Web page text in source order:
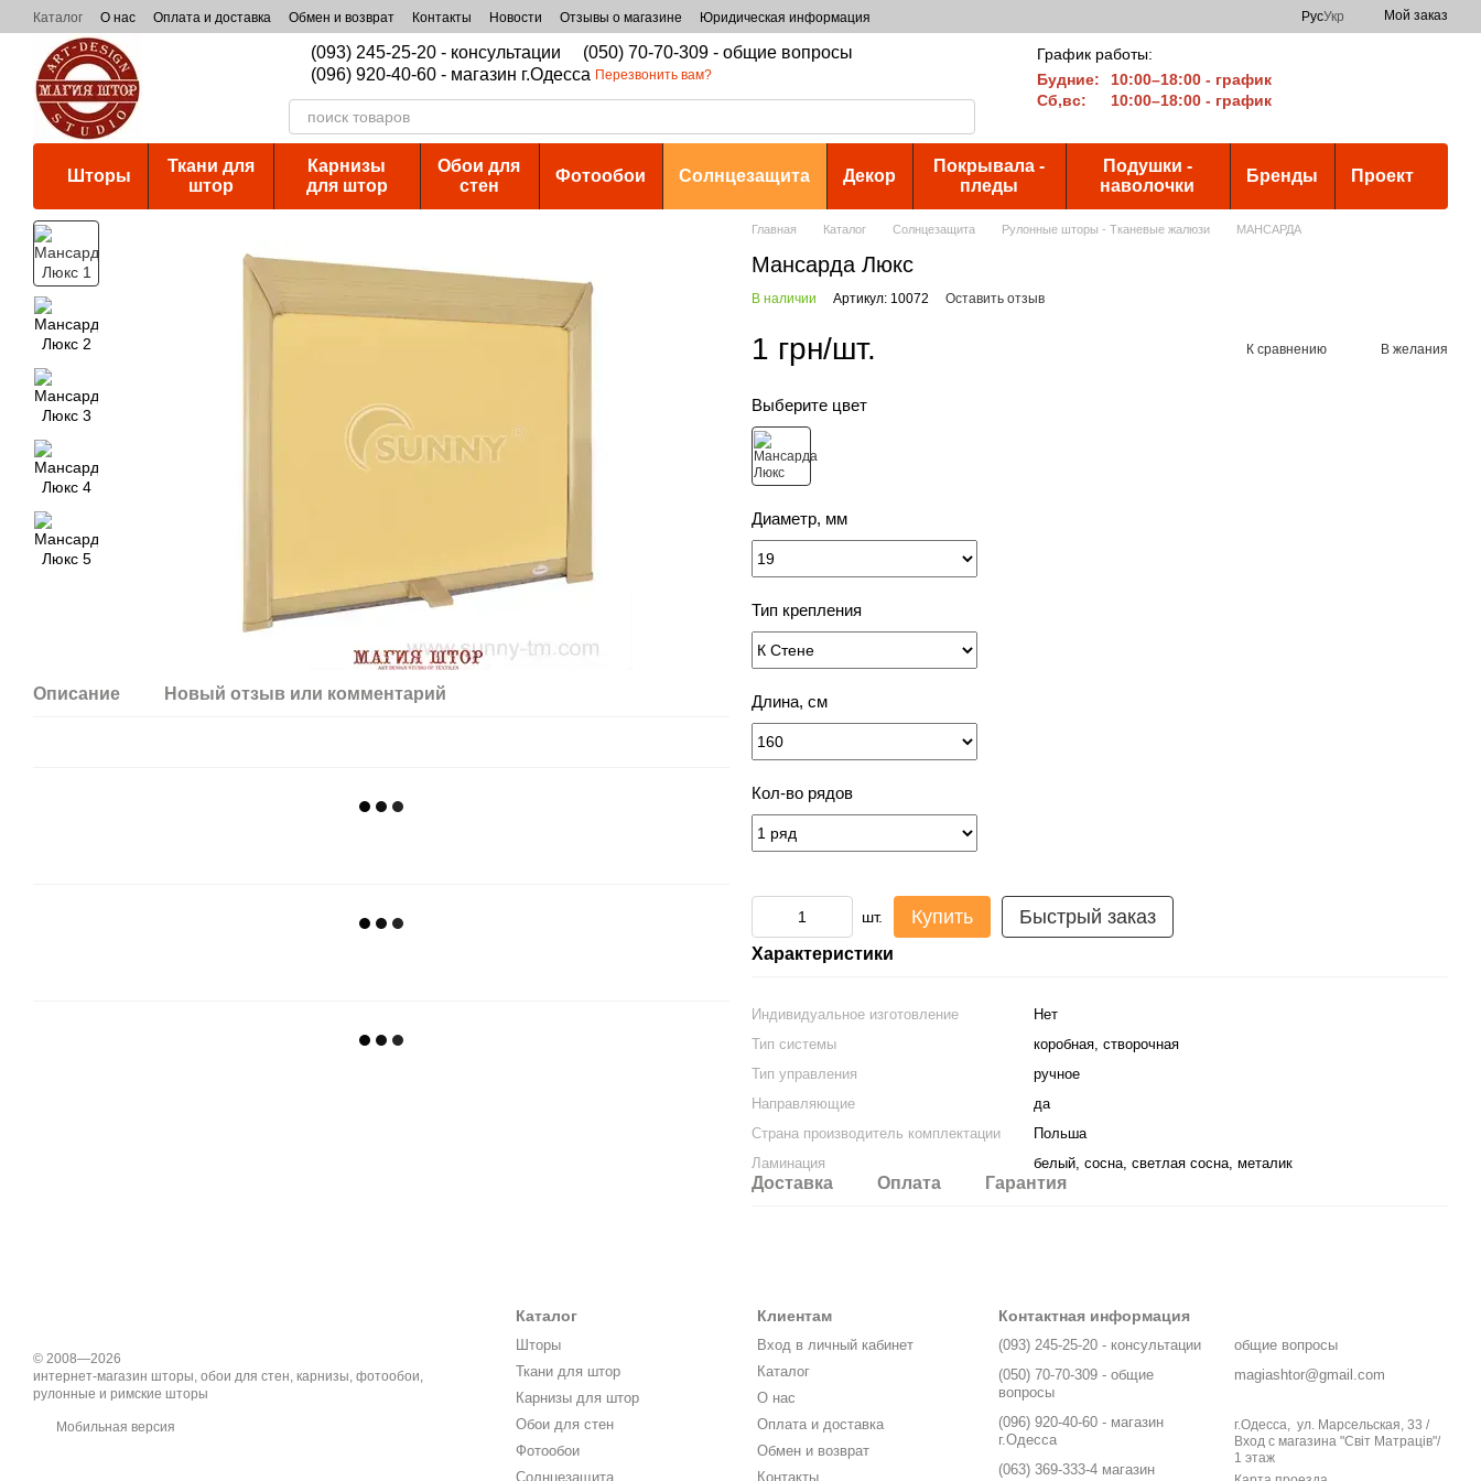
Перейти к основному контенту
Каталог О нас Оплата и доставка Обмен и возврат Контакты Новости Отзывы о магазине Юридическая информация РусУкр Мой заказ
(093) 245-25-20 - консультации
(050) 70-70-309 - общие вопросы
(096) 920-40-60 - магазин г.Одесса Перезвонить вам?
График работы:
Будние:
10:00–18:00 - график
Сб,вс:
10:00–18:00 - график
Шторы
Ткани для
штор
Карнизы
для штор
Обои для
стен
Фотообои Солнцезащита Декор
Покрывала -
пледы
Подушки -
наволочки
Бренды Проект
Описание Новый отзыв или комментарий
Главная Каталог Солнцезащита Рулонные шторы - Тканевые жалюзи МАНСАРДА
Мансарда Люкс
В наличии Артикул: 10072 Оставить отзыв
1 грн/шт. К сравнению В желания
Выберите цвет
Диаметр, мм
Тип крепления
Длина, см
Кол-во рядов
шт. Купить Быстрый заказ
Характеристики
Индивидуальное изготовление
Нет
Тип системы
коробная, створочная
Тип управления
ручное
Направляющие
да
Страна производитель комплектации
Польша
Ламинация
белый, сосна, светлая сосна, металик
Доставка Оплата Гарантия
© 2008—2026
интернет-магазин шторы, обои для стен, карнизы, фотообои,
рулонные и римские шторы
Мобильная версия
Каталог
Шторы
Ткани для штор
Карнизы для штор
Обои для стен
Фотообои
Солнцезащита
Клиентам
Вход в личный кабинет
Каталог
О нас
Оплата и доставка
Обмен и возврат
Контакты
Контактная информация
(093) 245-25-20 - консультации
(050) 70-70-309 - общие
вопросы
(096) 920-40-60 - магазин
г.Одесса
(063) 369-333-4 магазин
общие вопросы
magiashtor@gmail.com
г.Одесса, ул. Марсельская, 33 /
Вход с магазина "Світ Матраців"/
1 этаж